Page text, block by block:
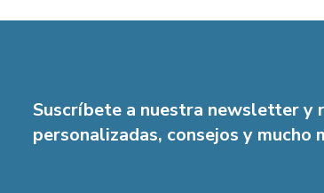
Suscríbete a nuestra newsletter y
personalizadas, consejos y mucho